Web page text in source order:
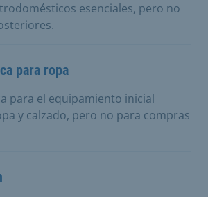
esenciales, pero no
para ropa
para el equipamiento inicial
y calzado, pero no para compras